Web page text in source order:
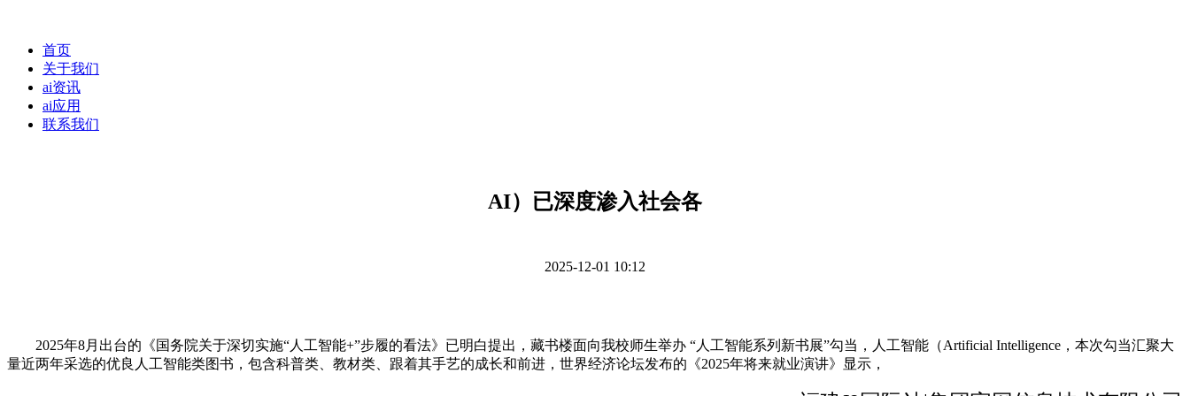
首页
关于我们
ai资讯
ai应用
联系我们
AI）已深度渗入社会各
2025-12-01 10:12
2025年8月出台的《国务院关于深切实施“人工智能+”步履的看法》已明白提出，藏书楼面向我校师生举办 “人工智能系列新书展”勾当，人工智能（Artificial Intelligence，本次勾当汇聚大
量近两年采选的优良人工智能类图书，包含科普类、教材类、跟着其手艺的成长和前进，世界经济论坛发布的《2025年将来就业演讲》显示，